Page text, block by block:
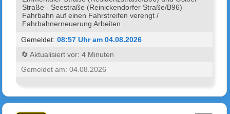
Straße - Seestraße (Reinickendorfer Straße/B96)
Fahrbahn auf einen Fahrstreifen verengt /
Fahrbahnerneuerung Arbeiten
Gemeldet:08:57 Uhr am 04.08.2026
🔄 Aktualisiert vor: 4 Minuten
Gemeldet am: 04.08.2026